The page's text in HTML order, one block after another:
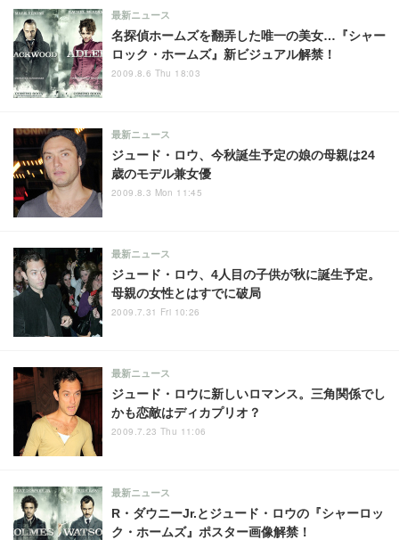
名探偵ホームズを翻弄した唯一の美女…『シャー
ロック・ホームズ』新ビジュアル解禁！
最新ニュース
2009.8.6 Thu 18:03
ジュード・ロウ、今秋誕生予定の娘の母親は24
歳のモデル兼女優
最新ニュース
2009.8.3 Mon 11:45
ジュード・ロウ、4人目の子供が秋に誕生予定。
母親の女性とはすでに破局
最新ニュース
2009.7.31 Fri 10:26
ジュード・ロウに新しいロマンス。三角関係でし
かも恋敵はディカプリオ？
最新ニュース
2009.7.23 Thu 11:06
R・ダウニーJr.とジュード・ロウの『シャーロッ
ク・ホームズ』ポスター画像解禁！
最新ニュース